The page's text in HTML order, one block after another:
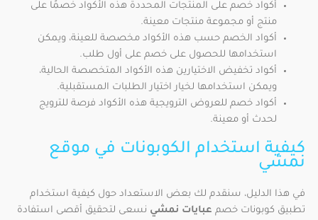
أكواد خصم على المنتجات المحددة هذه الأكواد خصمًا على
منتج أو مجموعة منتجات معينة.
أكواد الخصم حسب هذه الأكواد مخصصة للعينة، ويمكن
استخدامها للحصول على خصم على أول طلب.
أكواد تخفيض الاختيارين هذه الأكواد المتخصصة الحالية،
ويمكن استخدامها لخيار اختيار الطلبات المستقبلية.
أكواد خصم للعروض الترويجية هذه الأكواد فرصة للترويج
لحدث أو معينة.
كيفية استخدام الكوبونات في موقع
نمشي
في هذا الدليل، سنقدم لك بعض الاستعداد حول كيفية استخدام
تطبيق كوبونات خصم عبايات نمشي نسعى لتحقيق أقصى استفادة